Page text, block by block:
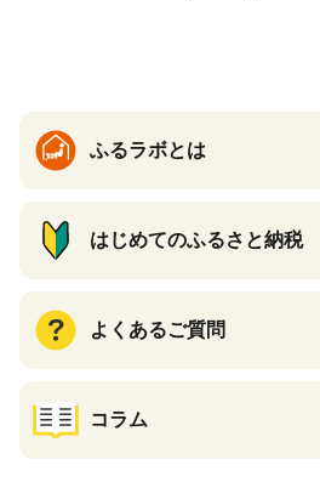
ふるラボとは
はじめてのふるさと納税
よくあるご質問
コラム